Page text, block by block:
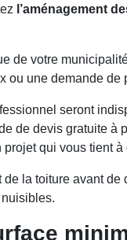
l’aménagement
de votre
ou une demande
seront
de devis gratuite à
projet qui vous tient
de la toiture avant